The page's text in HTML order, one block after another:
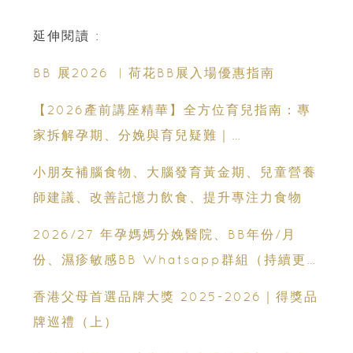
延伸閱讀 :
BB 展2026 ︳荷花BB展入場優惠指南
【2026產前講座精華】全方位育兒指南：專
家拆解孕期、分娩與育兒疑難｜
小朋友補腦食物、大腦發育黃金期、兒童營養
師建議、改善記憶力飲食、提升專注力食物
2026/27 年孕媽媽分娩醫院、BB年份/月
份、濕疹敏感BB Whatsapp群組（持續更
香港父母首選品牌大獎 2025-2026｜得獎品
牌巡禮（上）